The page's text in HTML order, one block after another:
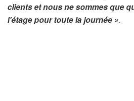
clients et nous ne sommes que
l’étage pour toute la journée ».